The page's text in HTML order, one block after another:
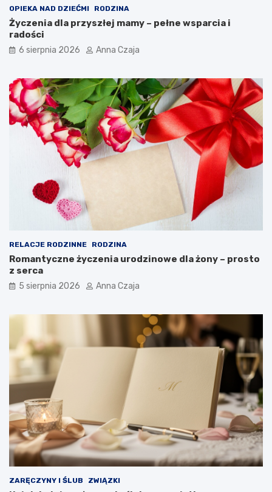
OPIEKA NAD DZIEĆMI RODZINA
Życzenia dla przyszłej mamy – pełne wsparcia i
radości
6 sierpnia 2026 Anna Czaja
RELACJE RODZINNE RODZINA
Romantyczne życzenia urodzinowe dla żony – prosto
z serca
5 sierpnia 2026 Anna Czaja
ZARĘCZYNY I ŚLUB ZWIĄZKI